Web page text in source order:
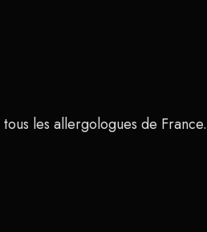
les allergologues de France.